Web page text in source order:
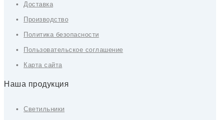
Доставка
Производство
Политика безопасности
Пользовательское соглашение
Карта сайта
Наша продукция
Светильники